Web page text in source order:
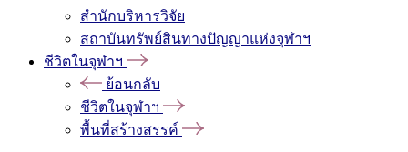
สำนักบริหารวิจัย
สถาบันทรัพย์สินทางปัญญาแห่งจุฬาฯ
ชีวิตในจุฬาฯ
ย้อนกลับ
ชีวิตในจุฬาฯ
พื้นที่สร้างสรรค์